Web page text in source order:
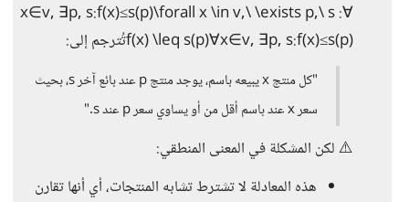
∀x∈v, ∃p, s:f(x)≤s(p)\forall x \in v,\ \exists p,\ s :
f(x) \leq s(p)∀x∈v, ∃p, s:f(x)≤s(p)تُترجم إلى:
"كل منتج x يبيعه باسم، يوجد منتج p عند بائع آخر s، بحيث
سعر x عند باسم أقل من أو يساوي سعر p عند s."
⚠️ لكن المشكلة في المعنى المنطقي:
هذه المعادلة لا تشترط تشابه المنتجات، أي أنها تقارن